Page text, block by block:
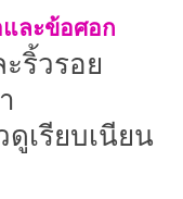
และข้อศอก
ริ้วรอย
เรียบเนียน